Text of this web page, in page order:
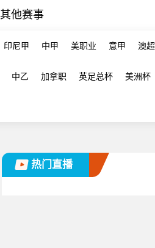
其他赛事
印尼甲 中甲 美职业 意甲 澳超
中乙 加拿职 英足总杯 美洲杯
热门直播